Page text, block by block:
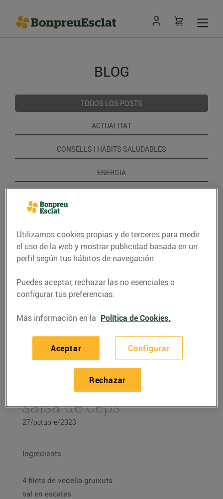
BLOG
TODOS LOS POSTS
ACTUALITAT
CONSELLS I HÀBITS SALUDABLES
ENERGIA
Filet de vedella amb
salsa de ceps
27/octubre/2023
Ingredients:
4 filets de vedella gruixuts
sal en escates
Utilizamos cookies propias y de terceros para medir
el uso de la web y mostrar publicidad basada en un
perfil según tus hábitos de navegación.
Puedes aceptar, rechazar las no esenciales o
configurar tus preferencias.
Más información en la Política de Cookies.
Configurar
Rechazar
Aceptar